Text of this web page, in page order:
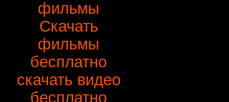
фильмы
Скачать
фильмы
бесплатно
скачать видео
бесплатно